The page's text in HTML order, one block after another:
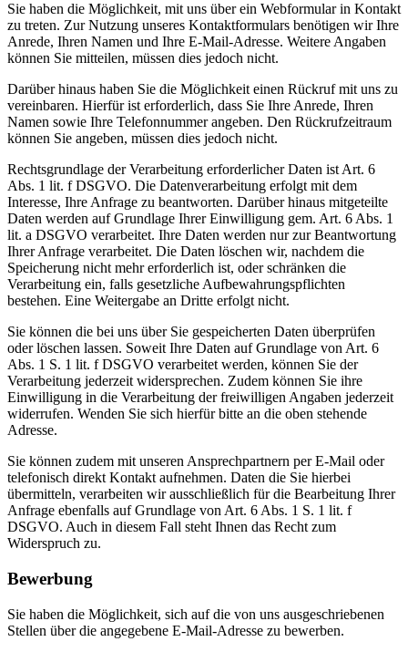
Sie haben die Möglichkeit, mit uns über ein Webformular in Kontakt
zu treten. Zur Nutzung unseres Kontaktformulars benötigen wir Ihre
Anrede, Ihren Namen und Ihre E-Mail-Adresse. Weitere Angaben
können Sie mitteilen, müssen dies jedoch nicht.
Darüber hinaus haben Sie die Möglichkeit einen Rückruf mit uns zu
vereinbaren. Hierfür ist erforderlich, dass Sie Ihre Anrede, Ihren
Namen sowie Ihre Telefonnummer angeben. Den Rückrufzeitraum
können Sie angeben, müssen dies jedoch nicht.
Rechtsgrundlage der Verarbeitung erforderlicher Daten ist Art. 6
Abs. 1 lit. f DSGVO. Die Datenverarbeitung erfolgt mit dem
Interesse, Ihre Anfrage zu beantworten. Darüber hinaus mitgeteilte
Daten werden auf Grundlage Ihrer Einwilligung gem. Art. 6 Abs. 1
lit. a DSGVO verarbeitet. Ihre Daten werden nur zur Beantwortung
Ihrer Anfrage verarbeitet. Die Daten löschen wir, nachdem die
Speicherung nicht mehr erforderlich ist, oder schränken die
Verarbeitung ein, falls gesetzliche Aufbewahrungspflichten
bestehen. Eine Weitergabe an Dritte erfolgt nicht.
Sie können die bei uns über Sie gespeicherten Daten überprüfen
oder löschen lassen. Soweit Ihre Daten auf Grundlage von Art. 6
Abs. 1 S. 1 lit. f DSGVO verarbeitet werden, können Sie der
Verarbeitung jederzeit widersprechen. Zudem können Sie ihre
Einwilligung in die Verarbeitung der freiwilligen Angaben jederzeit
widerrufen. Wenden Sie sich hierfür bitte an die oben stehende
Adresse.
Sie können zudem mit unseren Ansprechpartnern per E-Mail oder
telefonisch direkt Kontakt aufnehmen. Daten die Sie hierbei
übermitteln, verarbeiten wir ausschließlich für die Bearbeitung Ihrer
Anfrage ebenfalls auf Grundlage von Art. 6 Abs. 1 S. 1 lit. f
DSGVO. Auch in diesem Fall steht Ihnen das Recht zum
Widerspruch zu.
Bewerbung
Sie haben die Möglichkeit, sich auf die von uns ausgeschriebenen
Stellen über die angegebene E-Mail-Adresse zu bewerben.